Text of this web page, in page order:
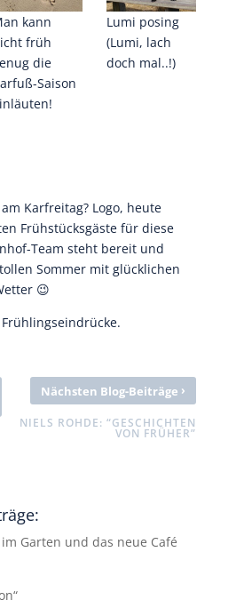
kann
früh
die
Saison
Lumi posing
(Lumi, lach
doch mal..!)
Karfreitag? Logo, heute
Frühstücksgäste für diese
Team steht bereit und
Sommer mit glücklichen
😉
Nächsten Blog-Beiträge ›
NIELS ROHDE: “GESCHICHTEN
VON FRÜHER”
Garten und das neue Café